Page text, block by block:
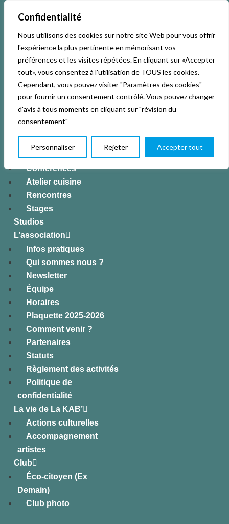
Confidentialité
Nous utilisons des cookies sur notre site Web pour vous offrir
l'expérience la plus pertinente en mémorisant vos
préférences et les visites répétées. En cliquant sur «Accepter
tout», vous consentez à l'utilisation de TOUS les cookies.
Cependant, vous pouvez visiter "Paramètres des cookies"
pour fournir un consentement contrôlé. Vous pouvez changer
d'avis à tous moments en cliquant sur "révision du
consentement"
Personnaliser Rejeter Accepter tout
Accueil
Activités & Inscriptions
Billetterie
Événements
Tous les événements
Conférences
Atelier cuisine
Rencontres
Stages
Studios
L’association
Infos pratiques
Qui sommes nous ?
Newsletter
Équipe
Horaires
Plaquette 2025-2026
Comment venir ?
Partenaires
Statuts
Règlement des activités
Politique de
confidentialité
La vie de La KAB’
Actions culturelles
Accompagnement
artistes
Club
Éco-citoyen (Ex
Demain)
Club photo